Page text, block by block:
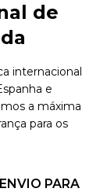
de
internacional
e
a máxima
para os
PARA